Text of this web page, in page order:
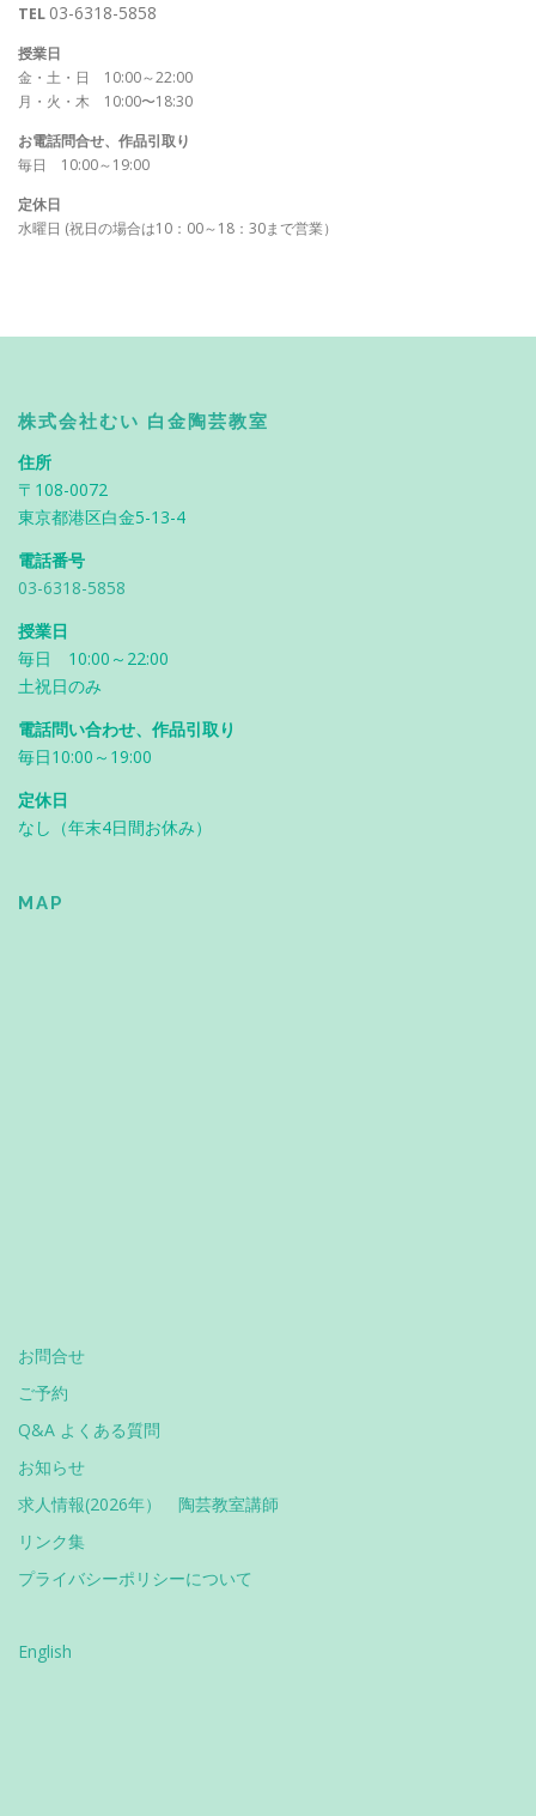
TEL 03-6318-5858
授業日
金・土・日 10:00～22:00
月・火・木 10:00〜18:30
お電話問合せ、作品引取り
毎日 10:00～19:00
定休日
水曜日 (祝日の場合は10：00～18：30まで営業）
株式会社むい 白金陶芸教室
住所
〒108-0072
東京都港区白金5-13-4
電話番号
03-6318-5858
授業日
毎日 10:00～22:00
土祝日のみ
電話問い合わせ、作品引取り
毎日10:00～19:00
定休日
なし（年末4日間お休み）
MAP
お問合せ
ご予約
Q&A よくある質問
お知らせ
求人情報(2026年） 陶芸教室講師
リンク集
プライバシーポリシーについて
English